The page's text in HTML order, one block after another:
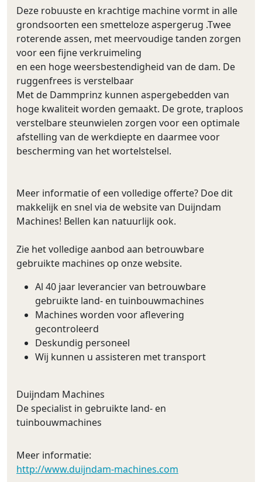
Deze robuuste en krachtige machine vormt in alle
grondsoorten een smetteloze aspergerug .Twee
roterende assen, met meervoudige tanden zorgen
voor een fijne verkruimeling
en een hoge weersbestendigheid van de dam. De
ruggenfrees is verstelbaar
Met de Dammprinz kunnen aspergebedden van
hoge kwaliteit worden gemaakt. De grote, traploos
verstelbare steunwielen zorgen voor een optimale
afstelling van de werkdiepte en daarmee voor
bescherming van het wortelstelsel.
Meer informatie of een volledige offerte? Doe dit
makkelijk en snel via de website van Duijndam
Machines! Bellen kan natuurlijk ook.
Zie het volledige aanbod aan betrouwbare
gebruikte machines op onze website.
Al 40 jaar leverancier van betrouwbare
gebruikte land- en tuinbouwmachines
Machines worden voor aflevering
gecontroleerd
Deskundig personeel
Wij kunnen u assisteren met transport
Duijndam Machines
De specialist in gebruikte land- en
tuinbouwmachines
Meer informatie:
http://www.duijndam-machines.com